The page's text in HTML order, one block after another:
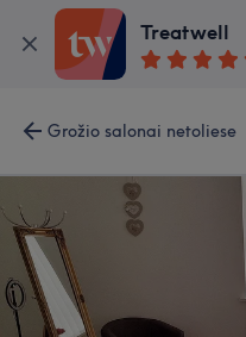
Treatwell
Grožio salonai netoliese